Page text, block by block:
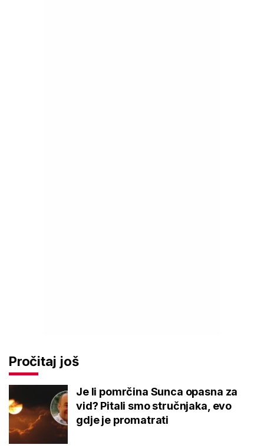
Pročitaj još
Je li pomrčina Sunca opasna za
vid? Pitali smo stručnjaka, evo
gdje je promatrati